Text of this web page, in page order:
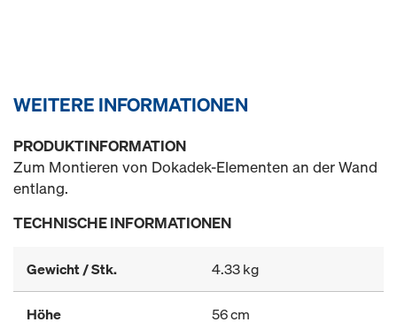
WEITERE INFORMATIONEN
PRODUKTINFORMATION
Zum Montieren von Dokadek-Elementen an der Wand
entlang.
TECHNISCHE INFORMATIONEN
Gewicht / Stk. 4.33 kg
Höhe 56 cm